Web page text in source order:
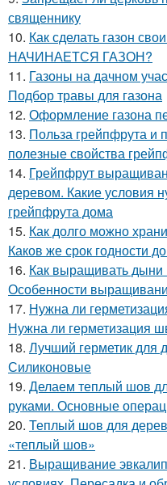
священнику
10. Как сделать газон
НАЧИНАЕТСЯ ГАЗОН?
11. Газоны на дачном
Подбор травы для газона
12. Оформление газона
13. Польза грейпфрута и
полезные свойства
14. Грейпфрут
деревом. Какие условия
грейпфрута дома
15. Как долго можно
Каков же срок годности
16. Как выращивать дыни
Особенности
17. Нужна ли
Нужна ли герметизация
18. Лучший герметик для
Силиконовые
19. Делаем теплый шов
руками. Основные
20. Теплый шов для
«теплый шов»
21. Выращивание